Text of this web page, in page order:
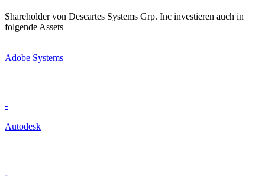
Shareholder von Descartes Systems Grp. Inc investieren auch in
folgende Assets
Adobe Systems
-
Autodesk
-